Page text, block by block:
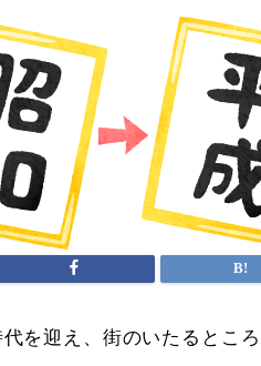
を迎え、街のいたるとこ